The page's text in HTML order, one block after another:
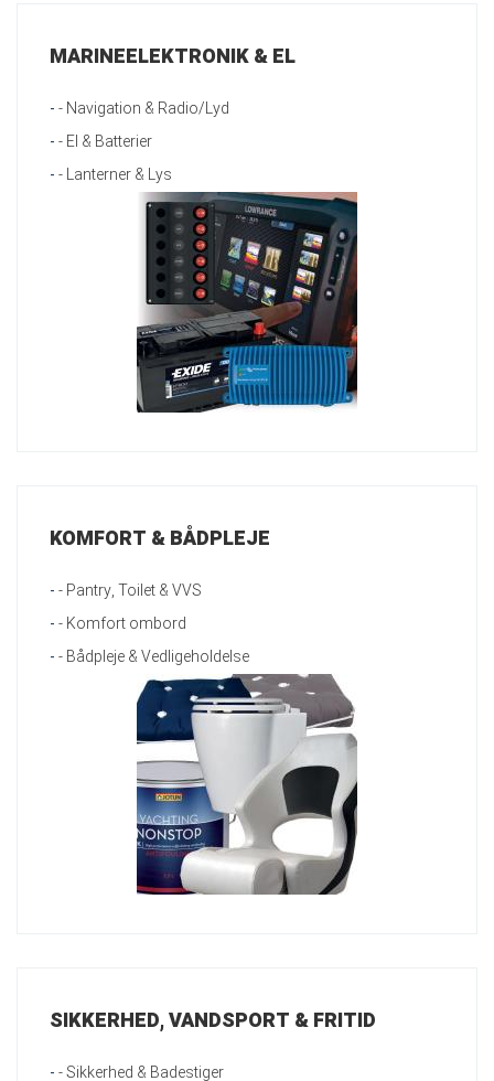
MARINEELEKTRONIK & EL
-- Navigation & Radio/Lyd
-- El & Batterier
-- Lanterner & Lys
KOMFORT & BÅDPLEJE
-- Pantry, Toilet & VVS
-- Komfort ombord
-- Bådpleje & Vedligeholdelse
SIKKERHED, VANDSPORT & FRITID
-- Sikkerhed & Badestiger